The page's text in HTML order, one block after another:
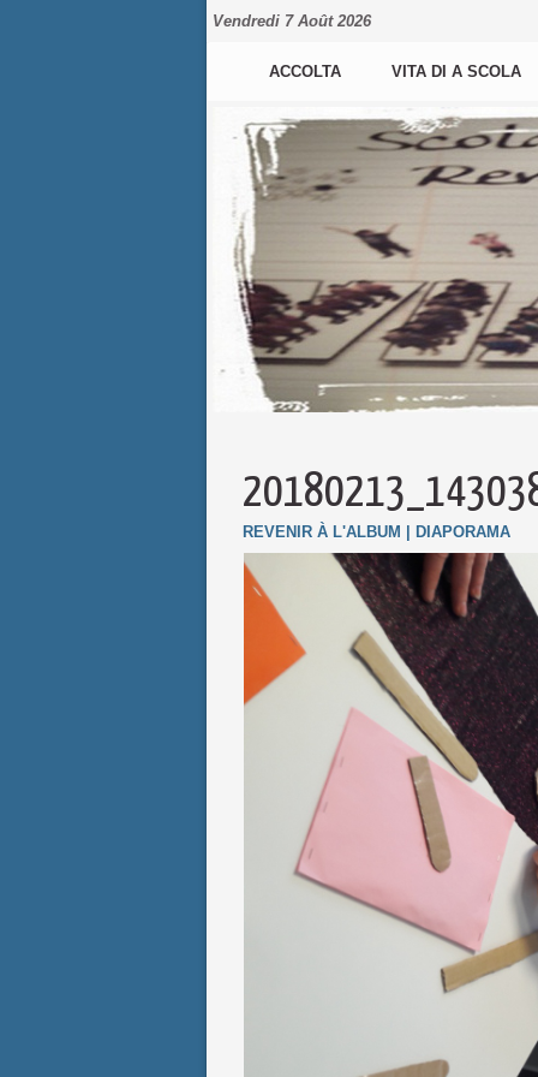
Vendredi 7 Août 2026
ACCOLTA VITA DI A SCOLA
REVENIR À L'ALBUM DIAPORAMA